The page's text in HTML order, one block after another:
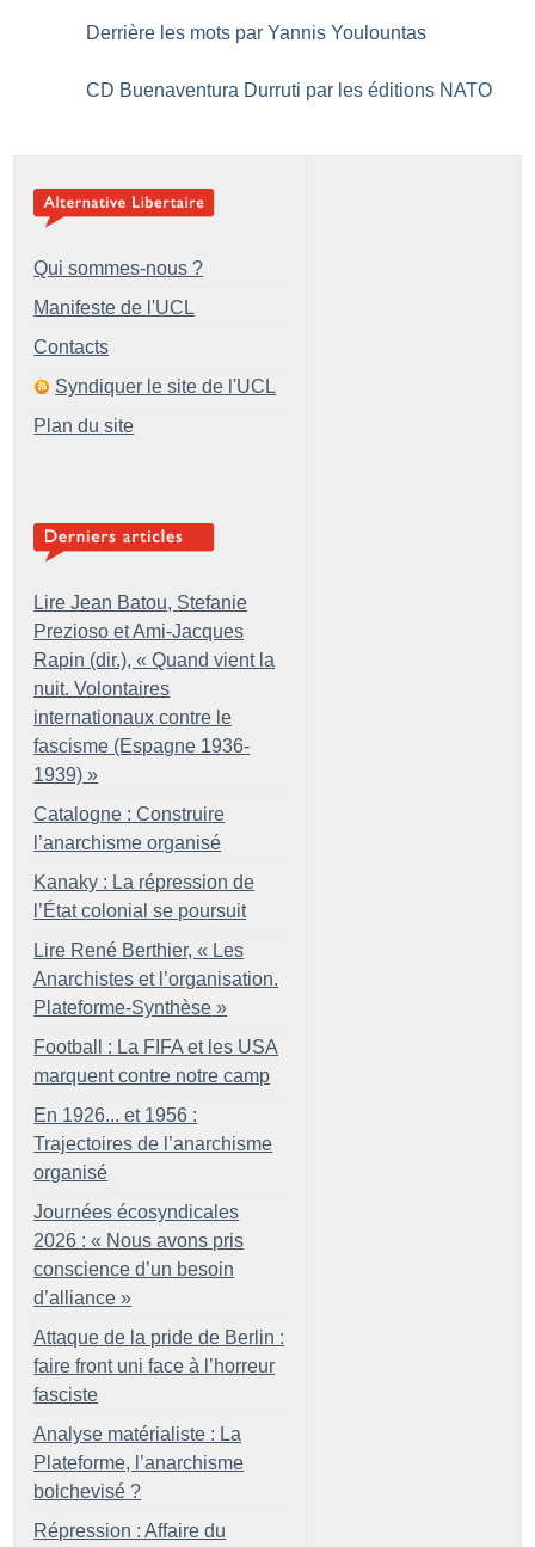
Derrière les mots par Yannis Youlountas
CD Buenaventura Durruti par les éditions NATO
Qui sommes-nous ?
Manifeste de l'UCL
Contacts
Syndiquer le site de l'UCL
Plan du site
Lire Jean Batou, Stefanie
Prezioso et Ami-Jacques
Rapin (dir.), « Quand vient la
nuit. Volontaires
internationaux contre le
fascisme (Espagne 1936-
1939) »
Catalogne : Construire
l’anarchisme organisé
Kanaky : La répression de
l’État colonial se poursuit
Lire René Berthier, « Les
Anarchistes et l’organisation.
Plateforme-Synthèse »
Football : La FIFA et les USA
marquent contre notre camp
En 1926... et 1956 :
Trajectoires de l’anarchisme
organisé
Journées écosyndicales
2026 : « Nous avons pris
conscience d’un besoin
d’alliance »
Attaque de la pride de Berlin :
faire front uni face à l’horreur
fasciste
Analyse matérialiste : La
Plateforme, l’anarchisme
bolchevisé ?
Répression : Affaire du